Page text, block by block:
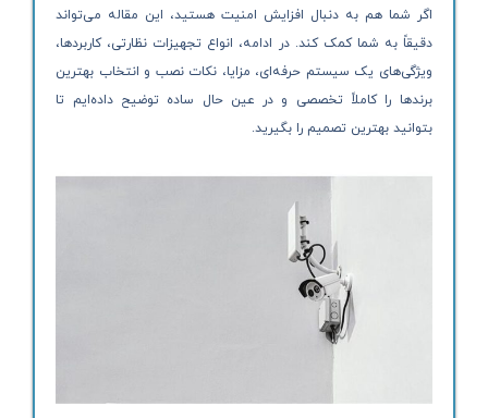
اگر شما هم به دنبال افزایش امنیت هستید، این مقاله می‌تواند
دقیقاً به شما کمک کند. در ادامه، انواع تجهیزات نظارتی، کاربردها،
ویژگی‌های یک سیستم حرفه‌ای، مزایا، نکات نصب و انتخاب بهترین
برندها را کاملاً تخصصی و در عین حال ساده توضیح داده‌ایم تا
بتوانید بهترین تصمیم را بگیرید.